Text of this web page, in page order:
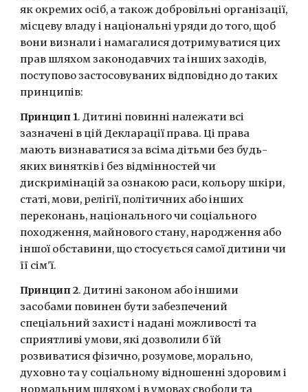
як окремих осіб, а також добровільні організації,
місцеву владу і національні уряди до того, щоб
вони визнали і намагалися дотримуватися цих
прав шляхом законодавчих та інших заходів,
поступово застосовуваних відповідно до таких
принципів:
Принцип 1. Дитині повинні належати всі
зазначені в цій Декларації права. Ці права
мають визнаватися за всіма дітьми без будь-
яких винятків і без відмінностей чи
дискримінацій за ознакою раси, кольору шкіри,
статі, мови, релігії, політичних або інших
переконань, національного чи соціального
походження, майнового стану, народження або
іншої обставини, що стосується самої дитини чи
її сім'ї.
Принцип 2. Дитині законом або іншими
засобами повинен бути забезпечений
спеціальний захист і надані можливості та
сприятливі умови, які дозволили б їй
розвиватися фізично, розумове, морально,
духовно та у соціальному відношенні здоровим і
нормальним шляхом і в умовах свободи та